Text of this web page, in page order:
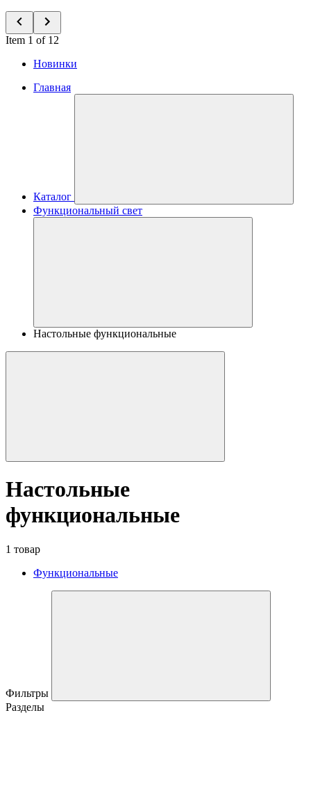
Item 1 of 12
Новинки
Главная
Каталог
Функциональный свет
Настольные функциональные
Настольные
функциональные
1 товар
Функциональные
Фильтры
Разделы